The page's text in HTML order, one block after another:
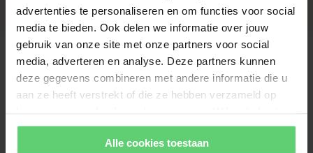
advertenties te personaliseren en om functies voor social
media te bieden. Ook delen we informatie over jouw
gebruik van onze site met onze partners voor social
media, adverteren en analyse. Deze partners kunnen
deze gegevens combineren met andere informatie die u
aan ze heeft verstrekt of die ze hebben verzameld op
website-ervaring? Kies dan voor alle cookies. Meer
informatie over cookies vind je in onze Privacy Policy.
Alle cookies toestaan
Klantbeoordelingen
Schrijf een beoordeling